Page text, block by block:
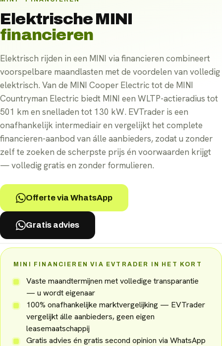
Elektrische MINI
financieren
Elektrisch rijden in een MINI via financieren combineert
voorspelbare maandlasten met de voordelen van volledig
elektrisch. Van de MINI Cooper Electric tot de MINI
Countryman Electric biedt MINI een WLTP-actieradius tot
501 km en snelladen tot 130 kW. EVTrader is een
onafhankelijk intermediair en vergelijkt het complete
financieren-aanbod van álle aanbieders, zodat u zonder
zelf te zoeken de scherpste prijs én voorwaarden krijgt
— volledig gratis en zonder formulieren.
Offerte via WhatsApp
Gratis advies
MINI FINANCIEREN VIA EVTRADER IN HET KORT
Vaste maandtermijnen met volledige transparantie
— u wordt eigenaar
100% onafhankelijke marktvergelijking — EVTrader
vergelijkt álle aanbieders, geen eigen
leasemaatschappij
Gratis advies én gratis second opinion via WhatsApp